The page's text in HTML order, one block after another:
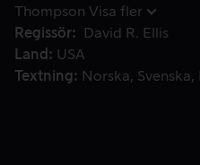
Thompson Visa fler
Regissör
David R. Ellis
Land
USA
Textning
Norska Svenska